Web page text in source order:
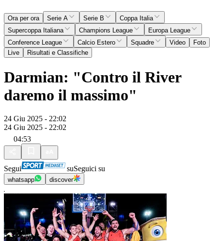
Ora per ora Serie A Serie B
Coppa Italia
Supercoppa Italiana
Champions League
Europa League
Conference League
Calcio Estero Squadre Video
Foto
Live
Risultati e Classifiche
Darmian: "Contro il River
daremo il massimo"
24 Giu 2025 - 22:02
24 Giu 2025 - 22:02
04:53
Segui suSeguici su
whatsapp discover